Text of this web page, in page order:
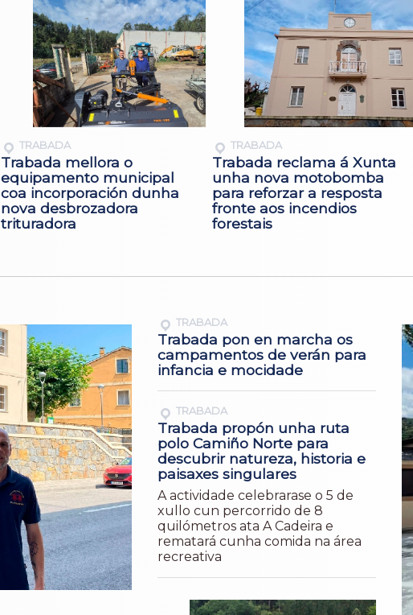
TRABADA
Trabada mellora o
equipamento municipal
coa incorporación dunha
nova desbrozadora
trituradora
TRABADA
Trabada reclama á Xunta
unha nova motobomba
para reforzar a resposta
fronte aos incendios
forestais
TRABADA
Trabada pon en marcha os
campamentos de verán para
infancia e mocidade
TRABADA
Trabada propón unha ruta
polo Camiño Norte para
descubrir natureza, historia e
paisaxes singulares
A actividade celebrarase o 5 de
xullo cun percorrido de 8
quilómetros ata A Cadeira e
rematará cunha comida na área
recreativa